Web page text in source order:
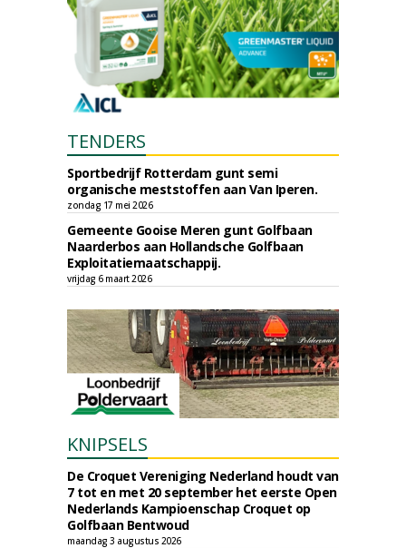
TENDERS
Sportbedrijf Rotterdam gunt semi
organische meststoffen aan Van Iperen.
zondag 17 mei 2026
Gemeente Gooise Meren gunt Golfbaan
Naarderbos aan Hollandsche Golfbaan
Exploitatiemaatschappij.
vrijdag 6 maart 2026
KNIPSELS
De Croquet Vereniging Nederland houdt van
7 tot en met 20 september het eerste Open
Nederlands Kampioenschap Croquet op
Golfbaan Bentwoud
maandag 3 augustus 2026